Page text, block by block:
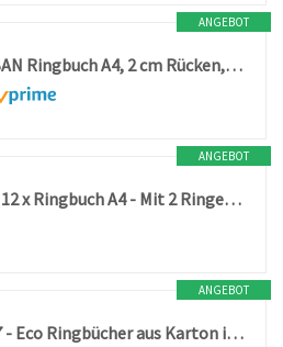
ANGEBOT
Oxford URBAN Ringbuch A4, 2 cm Rücken, transluzent, 8 Farben, 10 Stück
ANGEBOT
ACROPAQ - 12 x Ringbuch A4 - Mit 2 Ringen 16mm, Bis zu 100 Blatt, Rückenbreite 2,5 cm, Farbbogen, 'Natur' Farbkollektion, Mit Rückenetiketten - Ringordner, Ordner A4 Schmal, Ringmappe
ANGEBOT
Idena 11097 - Eco Ringbücher aus Karton in DIN A4, 12 farbige Ordner mit 20 mm Rückenbreite und 2-Ring-Mechanik, Gummizug über Eck